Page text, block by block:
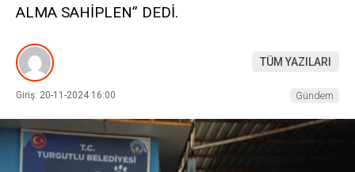
ALMA SAHİPLEN” DEDİ.
TÜM YAZILARI
Giriş: 20-11-2024 16:00 Gündem